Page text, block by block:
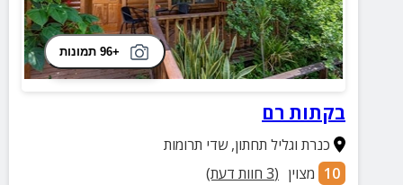
+96 תמונות
בקתות רם
כנרת וגליל תחתון,שדי תרומות
10 מצוין (
3 חוות דעת)